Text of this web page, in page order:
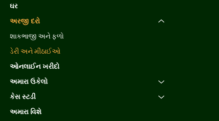
ઘર
અરજી દરો
શાકભાજી અને ફળો
ડેરી અને મીઠાઈઓ
ઓનલાઈન ખરીદો
અમારા ઉકેલો
કેસ સ્ટડી
અમારા વિશે